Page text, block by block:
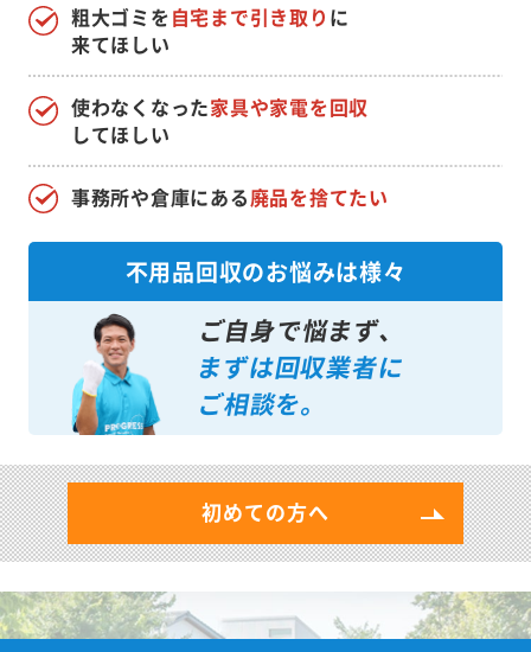
使わなくなった家具や家電を回収
してほしい
粗大ゴミを自宅まで引き取り に
来てほしい
事務所や倉庫にある廃品を捨てたい
不用品回収のお悩みは様々
ご自身で悩まず、
まずは回収業者に
ご相談を。
初めての方へ